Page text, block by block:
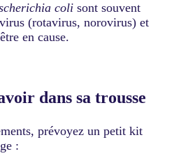
coli sont souvent
(rotavirus, norovirus) et
en cause.
dans sa trousse
prévoyez un petit kit
: